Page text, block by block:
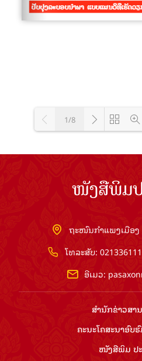
Loading
1/8
ໜັງສືພິມ
ຖະໜົນກຳແພງເມືອງ
ໂທລະສັບ:
ອີເມວ:
ສຳ​ນັກ​ຂ່າວ​ສາ
ຄະນະໂຄສະນາອົບ
ໜັງສືພິມ ປ